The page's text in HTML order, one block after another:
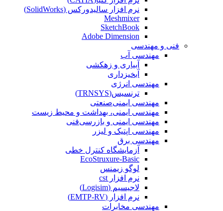
نرم افزار سالیدورکس (SolidWorks)
Meshmixer
SketchBook
Adobe Dimension
فنی و مهندسی
مهندسی آب
آبیاری و زهکشی
آبخیزداری
مهندسی انرژی
ترنسیس(TRNSYS)
مهندسی ایمنی‌صنعتی
مهندسی ایمنی، بهداشت و محیط زیست
مهندسی ایمنی‌ و‌ بازرسی‌فنی
مهندسی اپتیک و لیزر
مهندسی برق
آزمایشگاه کنترل خطی
EcoStruxure-Basic
لوگو زیمنس
نرم افزار cst
لاجیسیم (Logisim)
نرم افزار (EMTP-RV)
مهندسی مخابرات